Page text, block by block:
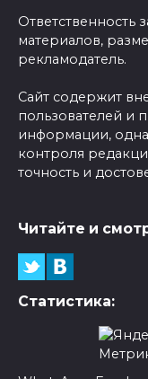
Ответственность
материалов,
рекламодатель.
Сайт содержит
пользователей и
информации,
контроля
точность и
Читайте и
Статистика: